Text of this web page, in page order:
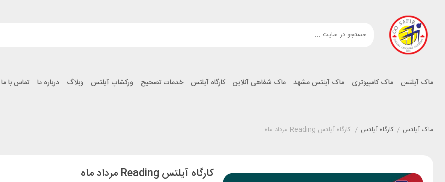
ماک آیلتس ماک کامپیوتری ماک آیلتس مشهد ماک شفاهی آنلاین کارگاه آیلتس خدمات تصحیح ورکشاپ آیلتس وبلاگ درباره ما تماس با ما
ماک آیلتس / کارگاه آیلتس / کارگاه آیلتس Reading مرداد ماه
کارگاه آیلتس Reading مرداد ماه